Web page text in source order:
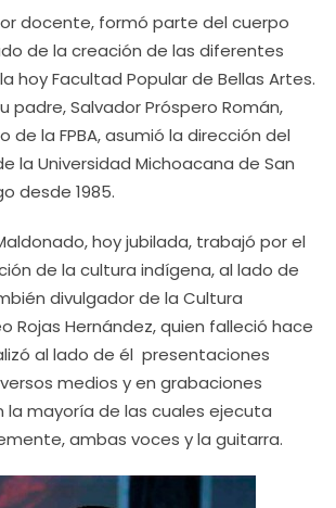
docente, formó parte del cuerpo
de la creación de las diferentes
hoy Facultad Popular de Bellas Artes.
padre, Salvador Próspero Román,
la FPBA, asumió la dirección del
la Universidad Michoacana de San
desde 1985.
hoy jubilada, trabajó por el
de la cultura indígena, al lado de
divulgador de la Cultura
Rojas Hernández, quien falleció hace
al lado de él presentaciones
medios y en grabaciones
la mayoría de las cuales ejecuta
ambas voces y la guitarra.